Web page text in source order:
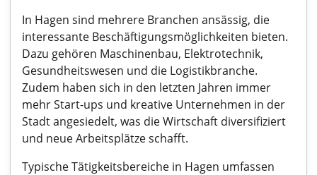
In Hagen sind mehrere Branchen ansässig, die
interessante Beschäftigungsmöglichkeiten bieten.
Dazu gehören Maschinenbau, Elektrotechnik,
Gesundheitswesen und die Logistikbranche.
Zudem haben sich in den letzten Jahren immer
mehr Start-ups und kreative Unternehmen in der
Stadt angesiedelt, was die Wirtschaft diversifiziert
und neue Arbeitsplätze schafft.
Typische Tätigkeitsbereiche in Hagen umfassen